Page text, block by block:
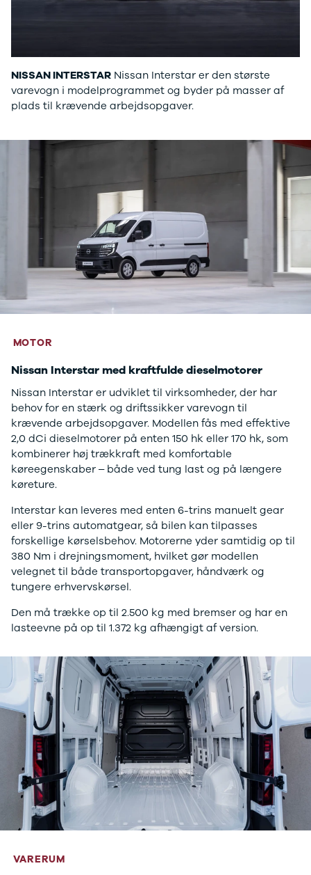
NISSAN INTERSTAR Nissan Interstar er den største
varevogn i modelprogrammet og byder på masser af
plads til krævende arbejdsopgaver.
MOTOR
Nissan Interstar med kraftfulde dieselmotorer
Nissan Interstar er udviklet til virksomheder, der har
behov for en stærk og driftssikker varevogn til
krævende arbejdsopgaver. Modellen fås med effektive
2,0 dCi dieselmotorer på enten 150 hk eller 170 hk, som
kombinerer høj trækkraft med komfortable
køreegenskaber – både ved tung last og på længere
køreture.
Interstar kan leveres med enten 6-trins manuelt gear
eller 9-trins automatgear, så bilen kan tilpasses
forskellige kørselsbehov. Motorerne yder samtidig op til
380 Nm i drejningsmoment, hvilket gør modellen
velegnet til både transportopgaver, håndværk og
tungere erhvervskørsel.
Den må trække op til 2.500 kg med bremser og har en
lasteevne på op til 1.372 kg afhængigt af version.
VARERUM